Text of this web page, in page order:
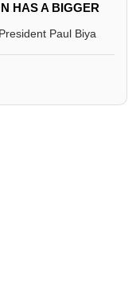
HAS A BIGGER
Paul Biya